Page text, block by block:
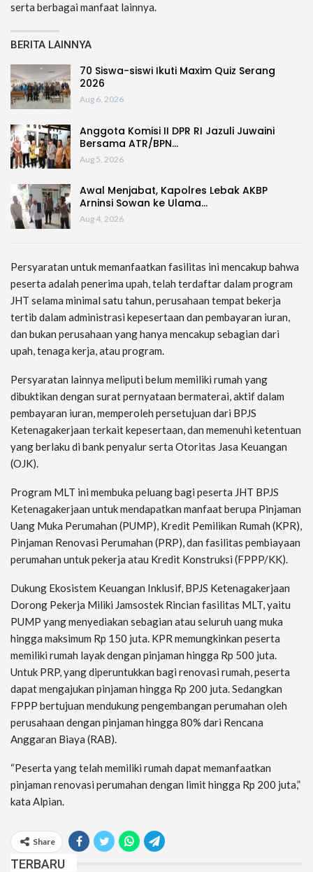
serta berbagai manfaat lainnya.
BERITA LAINNYA
70 Siswa-siswi Ikuti Maxim Quiz Serang
2026
Aug 6, 2026
Anggota Komisi II DPR RI Jazuli Juwaini
Bersama ATR/BPN…
Aug 5, 2026
Awal Menjabat, Kapolres Lebak AKBP
Arninsi Sowan ke Ulama…
Aug 4, 2026
Persyaratan untuk memanfaatkan fasilitas ini mencakup bahwa
peserta adalah penerima upah, telah terdaftar dalam program
JHT selama minimal satu tahun, perusahaan tempat bekerja
tertib dalam administrasi kepesertaan dan pembayaran iuran,
dan bukan perusahaan yang hanya mencakup sebagian dari
upah, tenaga kerja, atau program.
Persyaratan lainnya meliputi belum memiliki rumah yang
dibuktikan dengan surat pernyataan bermaterai, aktif dalam
pembayaran iuran, memperoleh persetujuan dari BPJS
Ketenagakerjaan terkait kepesertaan, dan memenuhi ketentuan
yang berlaku di bank penyalur serta Otoritas Jasa Keuangan
(OJK).
Program MLT ini membuka peluang bagi peserta JHT BPJS
Ketenagakerjaan untuk mendapatkan manfaat berupa Pinjaman
Uang Muka Perumahan (PUMP), Kredit Pemilikan Rumah (KPR),
Pinjaman Renovasi Perumahan (PRP), dan fasilitas pembiayaan
perumahan untuk pekerja atau Kredit Konstruksi (FPPP/KK).
Dukung Ekosistem Keuangan Inklusif, BPJS Ketenagakerjaan
Dorong Pekerja Miliki Jamsostek Rincian fasilitas MLT, yaitu
PUMP yang menyediakan sebagian atau seluruh uang muka
hingga maksimum Rp 150 juta. KPR memungkinkan peserta
memiliki rumah layak dengan pinjaman hingga Rp 500 juta.
Untuk PRP, yang diperuntukkan bagi renovasi rumah, peserta
dapat mengajukan pinjaman hingga Rp 200 juta. Sedangkan
FPPP bertujuan mendukung pengembangan perumahan oleh
perusahaan dengan pinjaman hingga 80% dari Rencana
Anggaran Biaya (RAB).
“Peserta yang telah memiliki rumah dapat memanfaatkan
pinjaman renovasi perumahan dengan limit hingga Rp 200 juta,”
kata Alpian.
Share
TERBARU